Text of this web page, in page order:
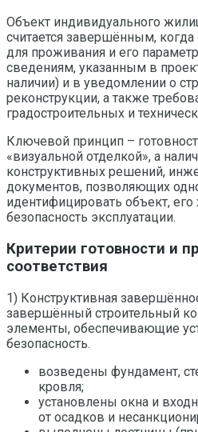
Объект индивидуального
считается завершённым,
для проживания и его
сведениям, указанным в
наличии) и в уведомлении о
реконструкции, а также
градостроительных и
Ключевой принцип –
«визуальной отделкой», а
конструктивных решений,
документов, позволяющих
идентифицировать объект, его
безопасность эксплуатации.
Критерии готовности и
соответствия
1) Конструктивная
завершённый строительный
элементы, обеспечивающие
безопасность.
возведены фундамент,
кровля;
установлены окна и
от осадков и